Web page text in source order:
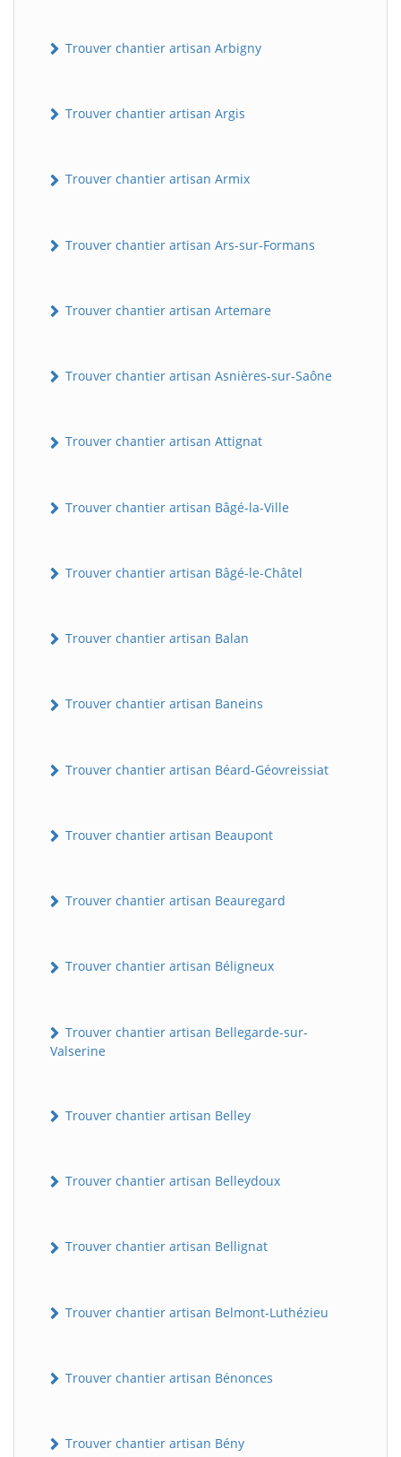
Trouver chantier artisan Arbigny
Trouver chantier artisan Argis
Trouver chantier artisan Armix
Trouver chantier artisan Ars-sur-Formans
Trouver chantier artisan Artemare
Trouver chantier artisan Asnières-sur-Saône
Trouver chantier artisan Attignat
Trouver chantier artisan Bâgé-la-Ville
Trouver chantier artisan Bâgé-le-Châtel
Trouver chantier artisan Balan
Trouver chantier artisan Baneins
Trouver chantier artisan Béard-Géovreissiat
Trouver chantier artisan Beaupont
Trouver chantier artisan Beauregard
Trouver chantier artisan Béligneux
Trouver chantier artisan Bellegarde-sur-
Valserine
Trouver chantier artisan Belley
Trouver chantier artisan Belleydoux
Trouver chantier artisan Bellignat
Trouver chantier artisan Belmont-Luthézieu
Trouver chantier artisan Bénonces
Trouver chantier artisan Bény